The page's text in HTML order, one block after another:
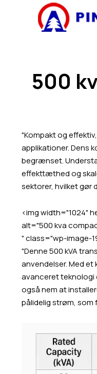
500
"Kompakt og
applikationer. Dens
begrænset.
effekttæthed og
sektorer, hvilket gør
<img width="1024"
alt="500 kva
" class="wp-image-
"Denne 500 kVA
anvendelser. Med
avanceret teknologi
også nem at
pålidelig strøm, som